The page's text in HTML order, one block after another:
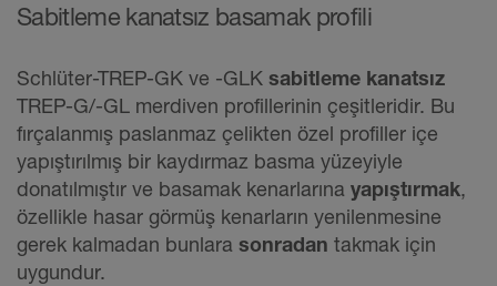
Sabitleme kanatsız basamak profili
Schlüter-TREP-GK ve -GLK sabitleme kanatsız
TREP-G/-GL merdiven profillerinin çeşitleridir. Bu
fırçalanmış paslanmaz çelikten özel profiller içe
yapıştırılmış bir kaydırmaz basma yüzeyiyle
donatılmıştır ve basamak kenarlarına yapıştırmak,
özellikle hasar görmüş kenarların yenilenmesine
gerek kalmadan bunlara sonradan takmak için
uygundur.